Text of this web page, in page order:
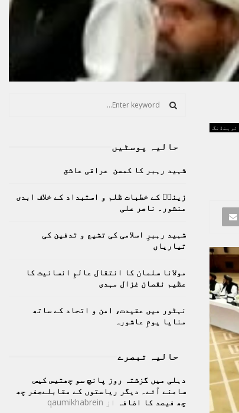
ٹرینڈنگ
f
r
:
E
A
R
H
حالیہ پوسٹیں
شہید رہبر کا کمسن عراقی عاشق
زینبؑ کے خطبات ظلم و استبداد کے خلاف ابدی
منشور۔ ناصر علی
شہید رہبرِ اسلامی کی تشیع و تدفین کی
تیاریاں
مولانا سلمان کا انتقال عالمِ انسانیت کا
عظیم نقصان غزال مہدی
نہٹور میں عقیدت، امن و اتحاد کے ساتھ
منایا یومِ عاشورہ
حالیہ تبصرے
دہلی میں گزشتہ روز پانچ سو چھتیس کیس
سامنے آئے۔ دیگر ریاستوں کے مقابلےصفر چھ
چھ فیصد کا اضافہ از qaumikhabrein